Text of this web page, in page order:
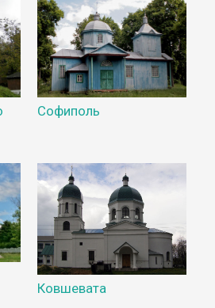
Софиполь
Ковшевата